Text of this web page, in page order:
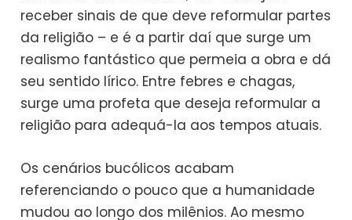
receber sinais de que deve reformular partes
da religião – e é a partir daí que surge um
realismo fantástico que permeia a obra e dá
seu sentido lírico. Entre febres e chagas,
surge uma profeta que deseja reformular a
religião para adequá-la aos tempos atuais.
Os cenários bucólicos acabam
referenciando o pouco que a humanidade
mudou ao longo dos milênios. Ao mesmo